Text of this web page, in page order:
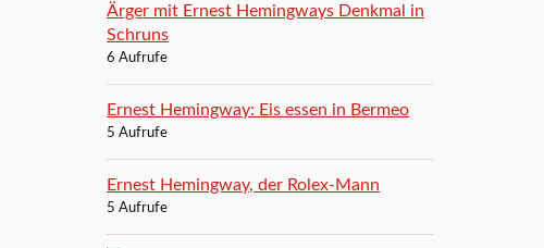
Ärger mit Ernest Hemingways Denkmal in
Schruns
6 Aufrufe
Ernest Hemingway: Eis essen in Bermeo
5 Aufrufe
Ernest Hemingway, der Rolex-Mann
5 Aufrufe